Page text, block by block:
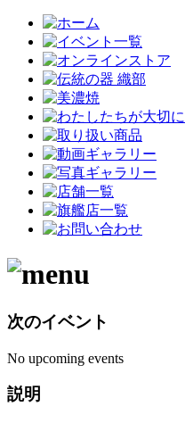
次のイベント
No upcoming events
説明